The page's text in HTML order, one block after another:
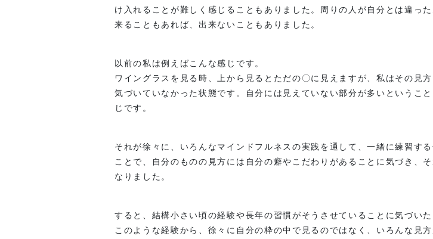
け入れることが難しく感じることもありました。周りの人が自分とは違っ
来ることもあれば、出来ないこともありました。
以前の私は例えばこんな感じです。
ワイングラスを見る時、上から見るとただの〇に見えますが、私はその見
気づいていなかった状態です。自分には見えていない部分が多いというこ
じです。
それが徐々に、いろんなマインドフルネスの実践を通して、一緒に練習す
ことで、自分のものの見方には自分の癖やこだわりがあることに気づき、
なりました。
すると、結構小さい頃の経験や長年の習慣がそうさせていることに気づいた
このような経験から、徐々に自分の枠の中で見るのではなく、いろんな見